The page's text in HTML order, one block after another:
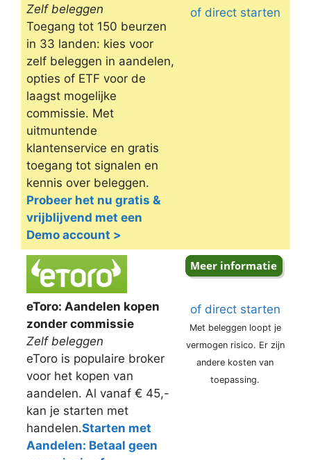
Zelf beleggen
Toegang tot 150 beurzen
in 33 landen: kies voor
zelf beleggen in aandelen,
opties of ETF voor de
laagst mogelijke
commissie. Met
uitmuntende
klantenservice en gratis
toegang tot signalen en
kennis over beleggen.
Probeer het nu gratis &
vrijblijvend met een
Demo account >
of direct starten
eToro: Aandelen kopen
zonder commissie
Zelf beleggen
eToro is populaire broker
voor het kopen van
aandelen. Al vanaf € 45,-
kan je starten met
handelen.Starten met
Aandelen: Betaal geen
of direct starten
Met beleggen loopt je
vermogen risico. Er zijn
andere kosten van
toepassing.